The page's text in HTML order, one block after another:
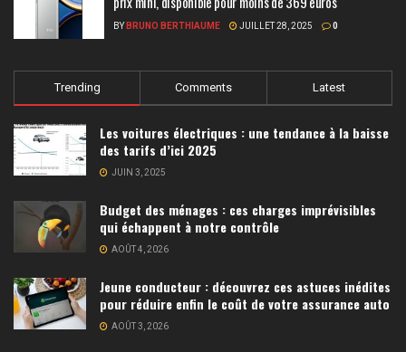
BY BRUNO BERTHIAUME JUILLET 28, 2025 0
Trending Comments Latest
Les voitures électriques : une tendance à la baisse
des tarifs d’ici 2025
JUIN 3, 2025
Budget des ménages : ces charges imprévisibles
qui échappent à notre contrôle
AOÛT 4, 2026
Jeune conducteur : découvrez ces astuces inédites
pour réduire enfin le coût de votre assurance auto
AOÛT 3, 2026